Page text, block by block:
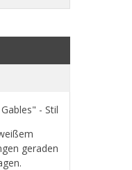
- Stil
geraden